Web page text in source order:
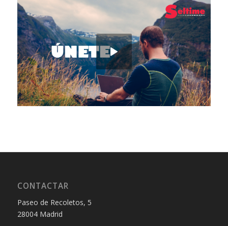
CONTACTAR
Paseo de Recoletos, 5
28004 Madrid